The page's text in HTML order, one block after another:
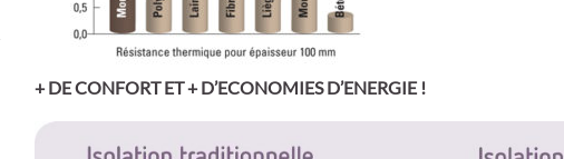
+ DE CONFORT ET + D’ECONOMIES D’ENERGIE !